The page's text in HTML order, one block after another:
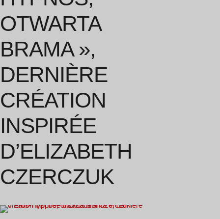
OTWARTA
BRAMA »,
DERNIÈRE
CRÉATION
INSPIRÉE
D’ELIZABETH
CZERCZUK